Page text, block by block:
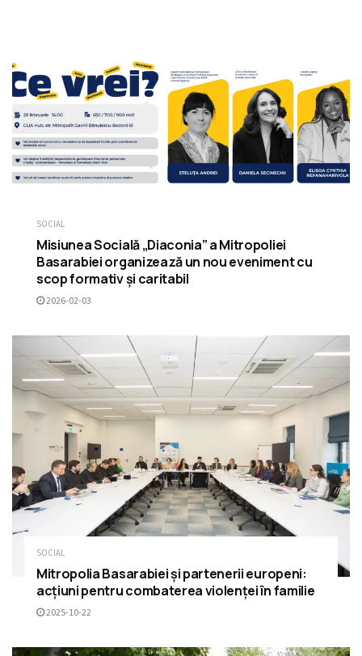
SOCIAL
Misiunea Socială „Diaconia” a Mitropoliei
Basarabiei organizează un nou eveniment cu
scop formativ și caritabil
2026-02-03
SOCIAL
Mitropolia Basarabiei și partenerii europeni:
acțiuni pentru combaterea violenței în familie
2025-10-22